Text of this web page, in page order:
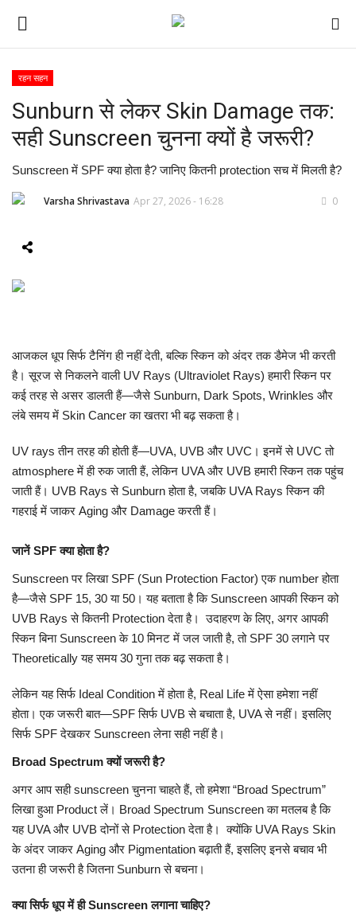
ई-पेपर
होम
Contact Us
दुनिया
मध्यप्रदेश
मनोरंजन
लाइफस्टाइल
खेल
ब्रेकिंग न्यूज़
व्यापार
रहन सहन
Sunburn से लेकर Skin Damage तक:
सही Sunscreen चुनना क्यों है जरूरी?
Sunscreen में SPF क्या होता है? जानिए कितनी protection सच में मिलती है?
Varsha Shrivastava Apr 27, 2026 - 16:28 0
आजकल धूप सिर्फ टैनिंग ही नहीं देती, बल्कि स्किन को अंदर तक डैमेज भी करती
है। सूरज से निकलने वाली UV Rays (Ultraviolet Rays) हमारी स्किन पर
कई तरह से असर डालती हैं—जैसे Sunburn, Dark Spots, Wrinkles और
लंबे समय में Skin Cancer का खतरा भी बढ़ सकता है।
UV rays तीन तरह की होती हैं—UVA, UVB और UVC। इनमें से UVC तो
atmosphere में ही रुक जाती हैं, लेकिन UVA और UVB हमारी स्किन तक पहुंच
जाती हैं। UVB Rays से Sunburn होता है, जबकि UVA Rays स्किन की
गहराई में जाकर Aging और Damage करती हैं।
जानें SPF क्या होता है?
Sunscreen पर लिखा SPF (Sun Protection Factor) एक number होता
है—जैसे SPF 15, 30 या 50। यह बताता है कि Sunscreen आपकी स्किन को
UVB Rays से कितनी Protection देता है। उदाहरण के लिए, अगर आपकी
स्किन बिना Sunscreen के 10 मिनट में जल जाती है, तो SPF 30 लगाने पर
Theoretically यह समय 30 गुना तक बढ़ सकता है।
लेकिन यह सिर्फ Ideal Condition में होता है, Real Life में ऐसा हमेशा नहीं
होता। एक जरूरी बात—SPF सिर्फ UVB से बचाता है, UVA से नहीं। इसलिए
सिर्फ SPF देखकर Sunscreen लेना सही नहीं है।
Broad Spectrum क्यों जरूरी है?
अगर आप सही sunscreen चुनना चाहते हैं, तो हमेशा “Broad Spectrum”
लिखा हुआ Product लें। Broad Spectrum Sunscreen का मतलब है कि
यह UVA और UVB दोनों से Protection देता है। क्योंकि UVA Rays Skin
के अंदर जाकर Aging और Pigmentation बढ़ाती हैं, इसलिए इनसे बचाव भी
उतना ही जरूरी है जितना Sunburn से बचना।
क्या सिर्फ धूप में ही Sunscreen लगाना चाहिए?